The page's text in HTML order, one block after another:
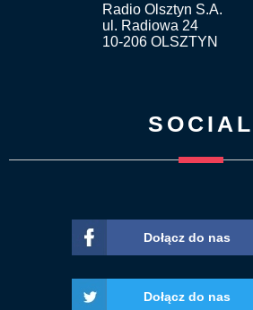
Radio Olsztyn S.A.
ul. Radiowa 24
10-206 OLSZTYN
SOCIAL
Dołącz do nas
Dołącz do nas